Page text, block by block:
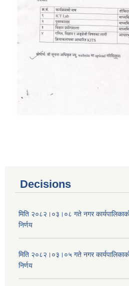
Decisions
मिति २०८२।०३।०८ गते नगर
निर्णय
मिति २०८२।०३।०५ गते नगर
निर्णय